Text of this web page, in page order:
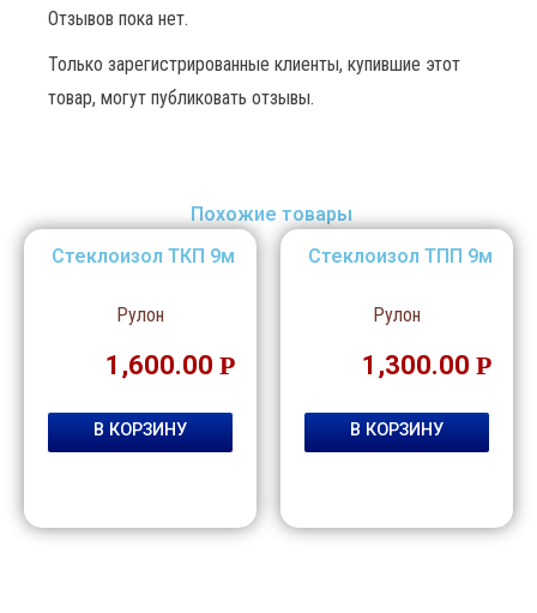
Похожие товары
Стеклоизол ТКП 9м
Рулон
1,600.00 Р
В КОРЗИНУ
Стеклоизол ТПП 9м
Рулон
1,300.00 Р
В КОРЗИНУ
Отзывов пока нет.
Только зарегистрированные клиенты, купившие этот
товар, могут публиковать отзывы.